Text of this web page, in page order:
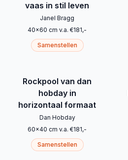
vaas in stil leven
Janel Bragg
40x60 cm v.a. €181,-
Samenstellen
Rockpool van dan
hobday in
horizontaal formaat
Dan Hobday
60x40 cm v.a. €181,-
Samenstellen